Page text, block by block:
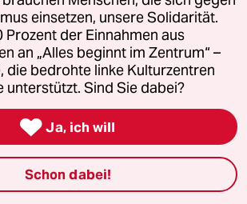
einsetzen, unsere Solidarität.
Prozent der Einnahmen aus
an „Alles beginnt im Zentrum“ –
die bedrohte linke Kulturzentren
Sind Sie dabei?
 Ja, ich will
Schon dabei!